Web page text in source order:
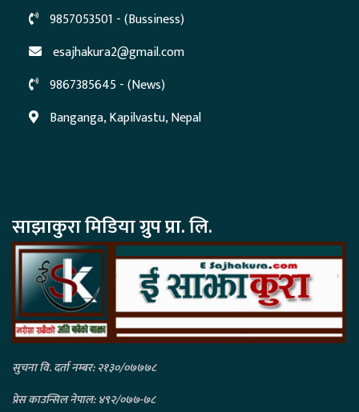
9857053501 - (Bussiness)
esajhakura2@gmail.com
9867385645 - (News)
Banganga, Kapilvastu, Nepal
साझाकुरा मिडिया ग्रुप प्रा. लि.
सुचना वि. दर्ता नम्बर: २१३०/०७७७८
प्रेस काउन्सिल नेपाल: ४९२/०७७-७८